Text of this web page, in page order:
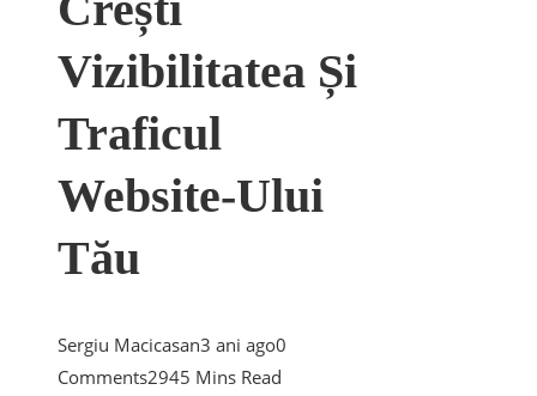
Vizibilitatea Și
Traficul
Website-Ului
Tău
Sergiu Macicasan3 ani ago0
Comments2945 Mins Read